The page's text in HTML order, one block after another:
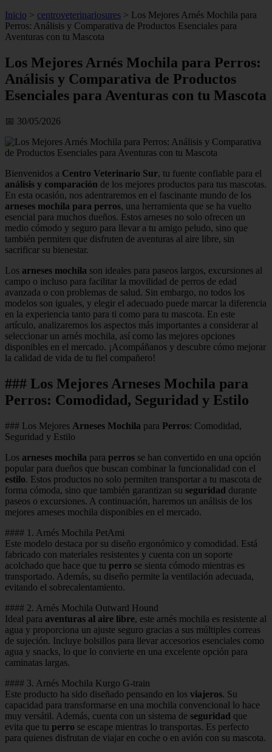
Inicio > centroveterinariosures > Los Mejores Arnés Mochila para
Perros: Análisis y Comparativa de Productos Esenciales para
Aventuras con tu Mascota
Los Mejores Arnés Mochila para Perros:
Análisis y Comparativa de Productos
Esenciales para Aventuras con tu Mascota
📅 30/05/2026
Bienvenidos a Centro Veterinario Sur, tu fuente confiable para el
análisis y comparación de los mejores productos para tus mascotas.
En esta ocasión, nos adentraremos en el fascinante mundo de los
arneses mochila para perros, una herramienta que se ha vuelto
esencial para muchos dueños. Estos arneses no solo ofrecen un
medio cómodo y seguro para llevar a tu amigo peludo, sino que
también permiten que disfruten de aventuras al aire libre, sin
sacrificar su bienestar.
Los arneses mochila son ideales para paseos largos, excursiones al
campo o incluso para facilitar la movilidad de perros de edad
avanzada o con problemas de salud. Sin embargo, no todos los
modelos son iguales, y elegir el adecuado puede marcar la diferencia
en la experiencia tanto para ti como para tu mascota. En este
artículo, analizaremos los aspectos más importantes a considerar al
seleccionar un arnés mochila, así como las mejores opciones
disponibles en el mercado. ¡Acompáñanos y descubre cómo mejorar
la calidad de vida de tu fiel compañero!
### Los Mejores Arneses Mochila para
Perros: Comodidad, Seguridad y Estilo
### Los Mejores Arneses Mochila para Perros: Comodidad,
Seguridad y Estilo
Los arneses mochila para perros se han convertido en una opción
popular para dueños que buscan combinar la funcionalidad con el
estilo. Estos productos no solo permiten transportar a tu mascota de
forma cómoda, sino que también garantizan su seguridad durante
paseos o excursiones. A continuación, haremos un análisis de los
mejores arneses mochila disponibles en el mercado.
#### 1. Arnés Mochila PetAmi
Este modelo destaca por su diseño ergonómico y comodidad. Está
fabricado con materiales resistentes y cuenta con un soporte
acolchado que hace que tu perro se sienta cómodo mientras es
transportado. Además, su diseño permite la ventilación adecuada,
evitando el sobrecalentamiento.
#### 2. Arnés Mochila Outward Hound
Ideal para aventuras al aire libre, este arnés mochila es resistente al
agua y proporciona un ajuste seguro gracias a sus múltiples correas
de sujeción. Incluye bolsillos para llevar accesorios esenciales como
agua y snacks, lo que lo convierte en una excelente opción para
caminatas largas.
#### 3. Arnés Mochila Kurgo G-train
Este producto ha sido diseñado pensando en los viajeros. Su
capacidad para transformarse en una mochila convencional lo hace
muy versátil. Además, cuenta con un sistema de seguridad que
evita que tu perro se escape mientras lo transportas. Es perfecto
para quienes disfrutan de viajar en coche o en avión con su mascota.